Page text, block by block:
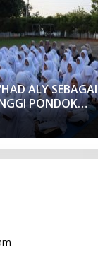
ALY SEBAGAI
PONDOK